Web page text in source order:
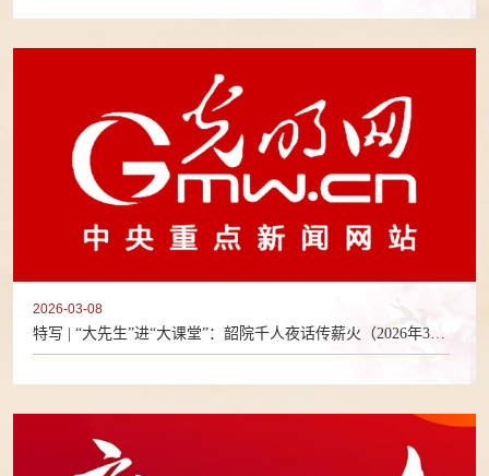
2026-03-08
特写 | “大先生”进“大课堂”：韶院千人夜话传薪火（2026年3月